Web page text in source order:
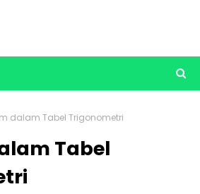
dalam Tabel Trigonometri
Tabel